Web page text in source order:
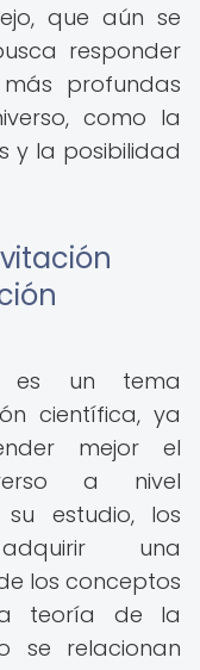
que aún se
responder
profundas
como la
y la posibilidad
es un tema
científica, ya
mejor el
a nivel
estudio, los
una
los conceptos
teoría de la
se relacionan